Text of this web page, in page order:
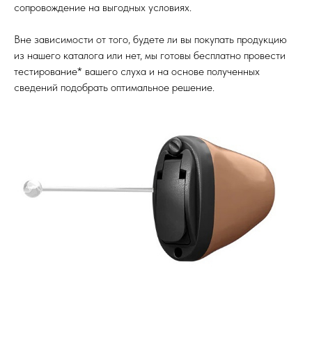
сопровождение на выгодных условиях.
Вне зависимости от того, будете ли вы покупать продукцию
из нашего каталога или нет, мы готовы бесплатно провести
тестирование* вашего слуха и на основе полученных
сведений подобрать оптимальное решение.